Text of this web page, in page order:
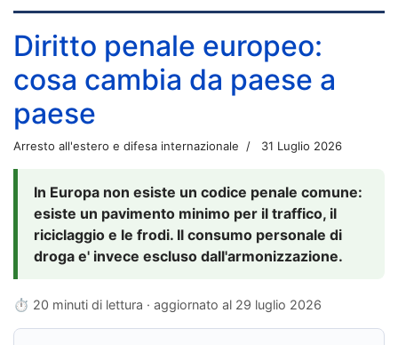
Diritto penale europeo:
cosa cambia da paese a
paese
Arresto all'estero e difesa internazionale 31 Luglio 2026
In Europa non esiste un codice penale comune:
esiste un pavimento minimo per il traffico, il
riciclaggio e le frodi. Il consumo personale di
droga e' invece escluso dall'armonizzazione.
⏱ 20 minuti di lettura · aggiornato al 29 luglio 2026